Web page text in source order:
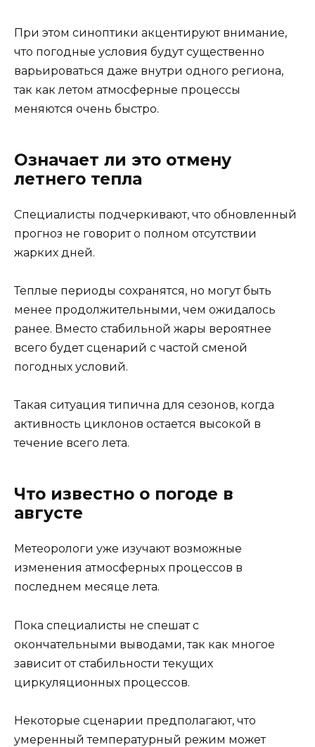
При этом синоптики акцентируют внимание,
что погодные условия будут существенно
варьироваться даже внутри одного региона,
так как летом атмосферные процессы
меняются очень быстро.
Означает ли это отмену
летнего тепла
Специалисты подчеркивают, что обновленный
прогноз не говорит о полном отсутствии
жарких дней.
Теплые периоды сохранятся, но могут быть
менее продолжительными, чем ожидалось
ранее. Вместо стабильной жары вероятнее
всего будет сценарий с частой сменой
погодных условий.
Такая ситуация типична для сезонов, когда
активность циклонов остается высокой в
течение всего лета.
Что известно о погоде в
августе
Метеорологи уже изучают возможные
изменения атмосферных процессов в
последнем месяце лета.
Пока специалисты не спешат с
окончательными выводами, так как многое
зависит от стабильности текущих
циркуляционных процессов.
Некоторые сценарии предполагают, что
умеренный температурный режим может